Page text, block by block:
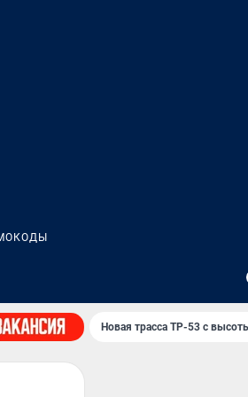
Новая трасса ТР-53 с